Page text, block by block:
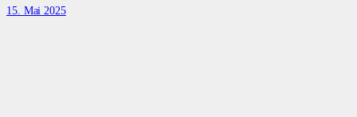
15. Mai 2025